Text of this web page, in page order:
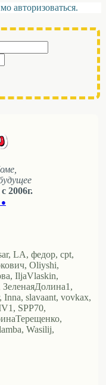
авторизоваться.
2006г.
LA, федор, cpt,
Oliyshi,
IljaVlaskin,
slavaant, vovkax,
SPP70,
Wasilij,